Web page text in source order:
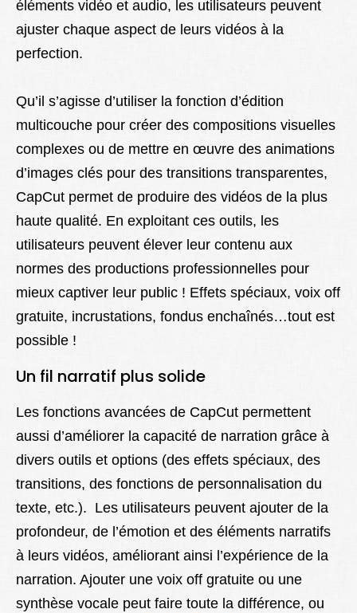
éléments vidéo et audio, les utilisateurs peuvent
ajuster chaque aspect de leurs vidéos à la
perfection.
Qu’il s’agisse d’utiliser la fonction d’édition
multicouche pour créer des compositions visuelles
complexes ou de mettre en œuvre des animations
d’images clés pour des transitions transparentes,
CapCut permet de produire des vidéos de la plus
haute qualité. En exploitant ces outils, les
utilisateurs peuvent élever leur contenu aux
normes des productions professionnelles pour
mieux captiver leur public ! Effets spéciaux, voix off
gratuite, incrustations, fondus enchaînés…tout est
possible !
Un fil narratif plus solide
Les fonctions avancées de CapCut permettent
aussi d’améliorer la capacité de narration grâce à
divers outils et options (des effets spéciaux, des
transitions, des fonctions de personnalisation du
texte, etc.). Les utilisateurs peuvent ajouter de la
profondeur, de l’émotion et des éléments narratifs
à leurs vidéos, améliorant ainsi l’expérience de la
narration. Ajouter une voix off gratuite ou une
synthèse vocale peut faire toute la différence, ou